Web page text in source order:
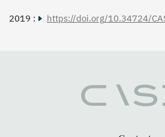
2019 : https://doi.org/10.34724/